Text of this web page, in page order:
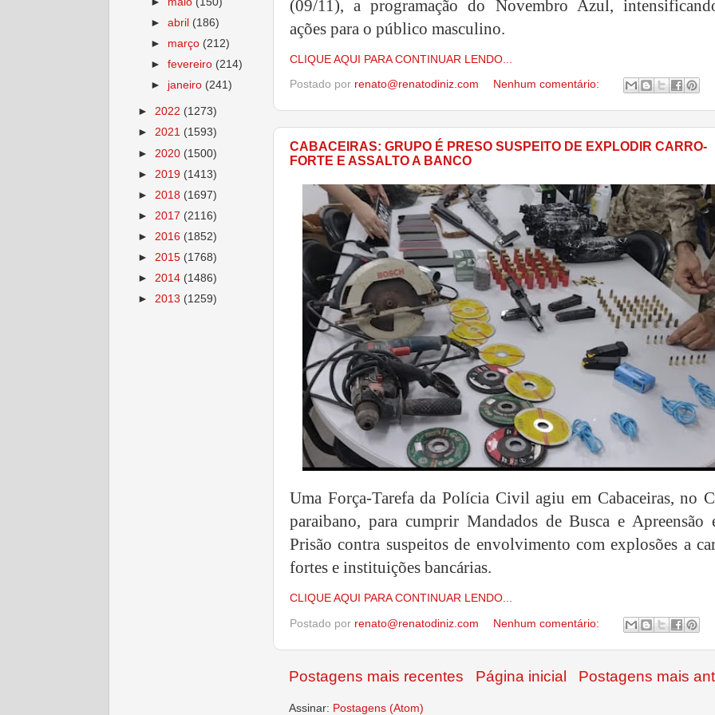
(09/11), a programação do Novembro Azul,
ações para o público masculino.
CLIQUE AQUI PARA CONTINUAR LENDO...
Postado por renato@renatodiniz.com Nenhum comentário:
CABACEIRAS: GRUPO É PRESO SUSPEITO DE EXPLODIR CARRO-
FORTE E ASSALTO A BANCO
Uma Força-Tarefa da Polícia Civil agiu em Cabaceiras, no
paraibano, para cumprir Mandados de Busca e Apreensão
Prisão contra suspeitos de envolvimento com explosões a
fortes e instituições bancárias.
CLIQUE AQUI PARA CONTINUAR LENDO...
Postado por renato@renatodiniz.com Nenhum comentário:
Postagens mais recentes Postagens mais
Página inicial
Assinar: Postagens (Atom)
►abril (186)
► março (212)
►fevereiro (214)
► janeiro (241)
► 2022 (1273)
► 2021 (1593)
► 2020 (1500)
► 2019 (1413)
► 2018 (1697)
► 2017 (2116)
► 2016 (1852)
► 2015 (1768)
► 2014 (1486)
► 2013 (1259)